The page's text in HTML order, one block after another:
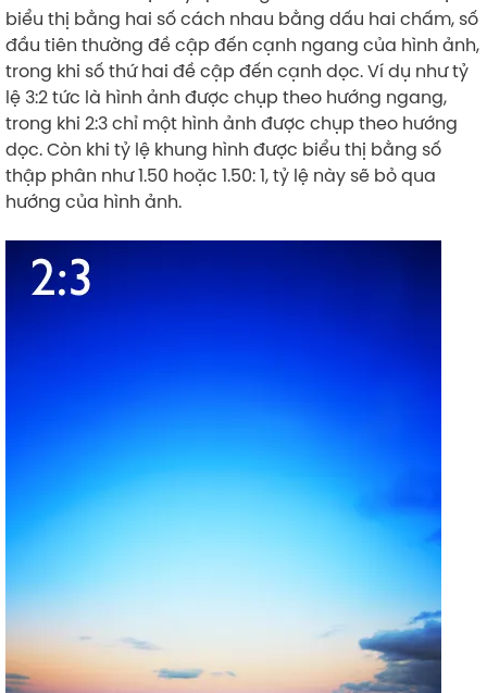
biểu thị bằng hai số cách nhau bằng dấu hai chấm, số
đầu tiên thường đề cập đến cạnh ngang của hình ảnh,
trong khi số thứ hai đề cập đến cạnh dọc. Ví dụ như tỷ
lệ 3:2 tức là hình ảnh được chụp theo hướng ngang,
trong khi 2:3 chỉ một hình ảnh được chụp theo hướng
dọc. Còn khi tỷ lệ khung hình được biểu thị bằng số
thập phân như 1.50 hoặc 1.50: 1, tỷ lệ này sẽ bỏ qua
hướng của hình ảnh.